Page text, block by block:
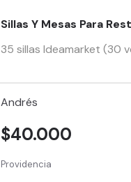
Sillas Y Mesas Para
35 sillas Ideamarket (30
Andrés
Providencia
$40.000